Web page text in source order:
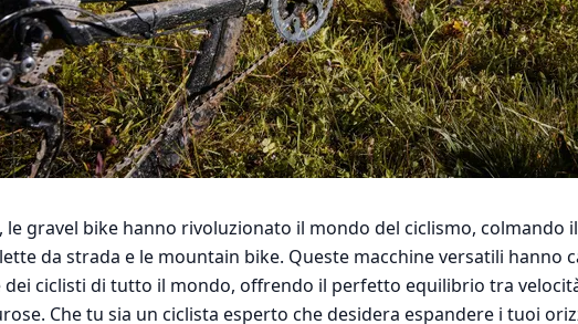
le gravel bike hanno rivoluzionato il mondo del ciclismo, colmando
da strada e le mountain bike. Queste macchine versatili hanno
dei ciclisti di tutto il mondo, offrendo il perfetto equilibrio tra
Che tu sia un ciclista esperto che desidera espandere i tuoi